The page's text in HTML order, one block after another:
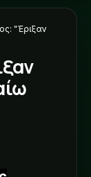
"Έριξαν